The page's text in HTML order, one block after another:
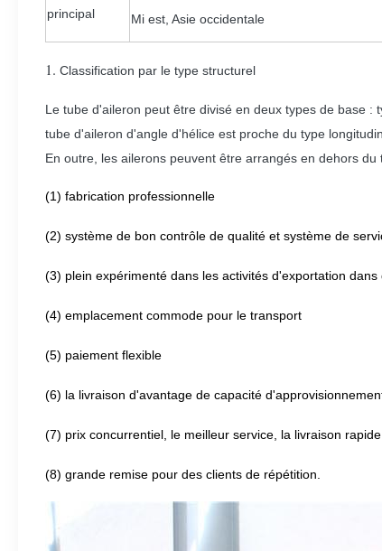
principal
Mi est, Asie occidentale
1. Classification par le type structurel
Le tube d'aileron peut être divisé en deux types de base
tube d'aileron d'angle d'hélice est proche du type
En outre, les ailerons peuvent être arrangés en dehors
(1) fabrication professionnelle
(2) système de bon contrôle de qualité et système de
(3) plein expérimenté dans les activités d'exportation
(4) emplacement commode pour le transport
(5) paiement flexible
(6) la livraison d'avantage de capacité
(7) prix concurrentiel, le meilleur service, la livraison rapide
(8) grande remise pour des clients de répétition.